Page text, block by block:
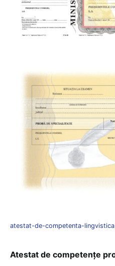
atestat-de-competenta-lingvistica
Atestat de competențe